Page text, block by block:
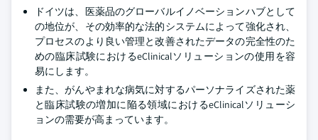
ドイツは、医薬品のグローバルイノベーションハブとして
の地位が、その効率的な法的システムによって強化され、
プロセスのより良い管理と改善されたデータの完全性のた
めの臨床試験におけるeClinicalソリューションの使用を容
易にします。
また、がんやまれな病気に対するパーソナライズされた薬
と臨床試験の増加に陥る領域におけるeClinicalソリューシ
ョンの需要が高まっています。